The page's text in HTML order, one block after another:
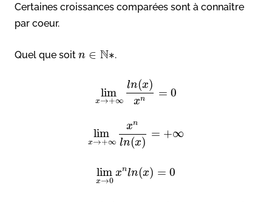
Certaines croissances comparées sont à connaître
par coeur.
Quel que soit n ∈ N∗.
lim
x→+∞
ln(x)
xn = 0
lim
x→+∞
xn
ln(x)
= +∞
lim
x→0
xnln(x) = 0